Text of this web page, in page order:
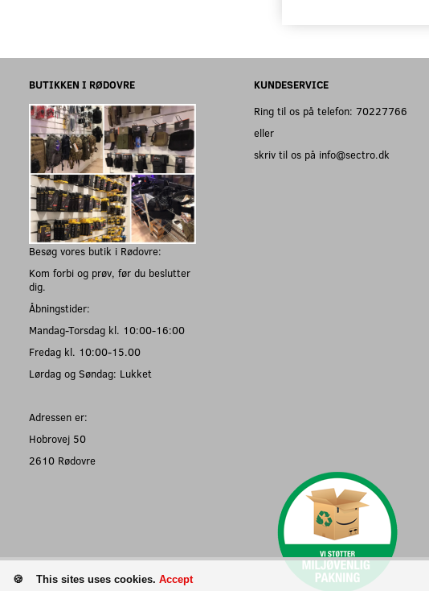
BUTIKKEN I RØDOVRE
Besøg vores butik i Rødovre:
Kom forbi og prøv, før du beslutter
dig.
Åbningstider:
Mandag-Torsdag kl. 10:00-16:00
Fredag kl. 10:00-15.00
Lørdag og Søndag: Lukket
Adressen er:
Hobrovej 50
2610 Rødovre
KUNDESERVICE
Ring til os på telefon: 70227766
eller
skriv til os på info@sectro.dk
This sites uses cookies. Accept